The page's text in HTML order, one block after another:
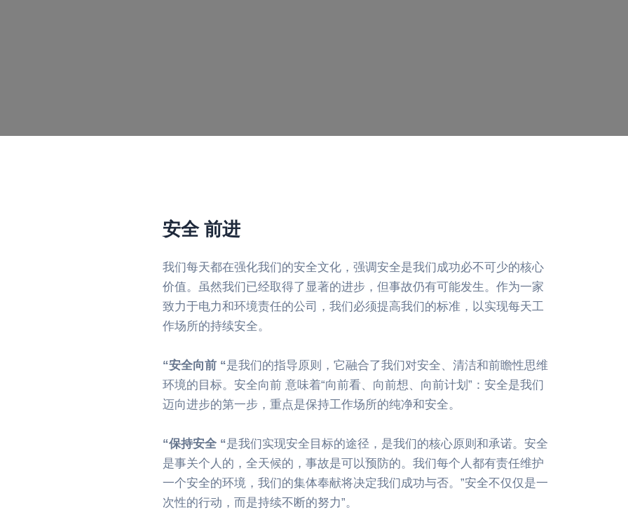
安全前进
我们每天都在强化我们的安全文化，强调安全是我们成功必不可少的核心
价值。虽然我们已经取得了显著的进步，但事故仍有可能发生。作为一家
致力于电力和环境责任的公司，我们必须提高我们的标准，以实现每天工
作场所的持续安全。
“安全向前 “是我们的指导原则，它融合了我们对安全、清洁和前瞻性思维
环境的目标。安全向前 意味着“向前看、向前想、向前计划”：安全是我们
迈向进步的第一步，重点是保持工作场所的纯净和安全。
“保持安全 “是我们实现安全目标的途径，是我们的核心原则和承诺。安全
是事关个人的，全天候的，事故是可以预防的。我们每个人都有责任维护
一个安全的环境，我们的集体奉献将决定我们成功与否。”安全不仅仅是一
次性的行动，而是持续不断的努力”。